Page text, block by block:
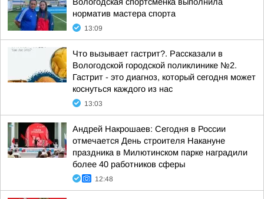
норматив мастера спорта
13:09
Что вызывает гастрит?. Рассказали в
Вологодской городской поликлинике №2.
Гастрит - это диагноз, который сегодня может
коснуться каждого из нас
13:03
Андрей Накрошаев: Сегодня в России
отмечается День строителя Накануне
праздника в Милютинском парке наградили
более 40 работников сферы
12:48